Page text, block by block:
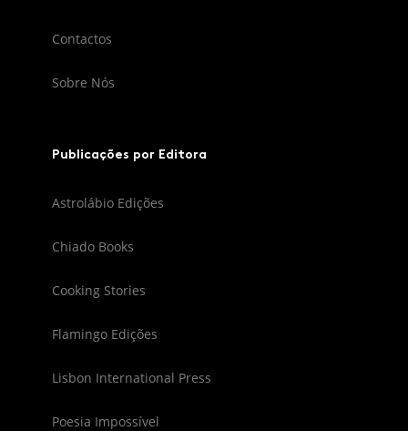
Contactos
Sobre Nós
Publicações por Editora
Astrolábio Edições
Chiado Books
Cooking Stories
Flamingo Edições
Lisbon International Press
Poesia Impossível